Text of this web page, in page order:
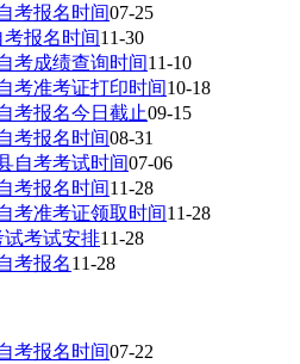
考报名时间07-25
考报名时间11-30
考成绩查询时间11-10
考准考证打印时间10-18
考报名今日截止09-15
考报名时间08-31
自考考试时间07-06
考报名时间11-28
考准考证领取时间11-28
试考试安排11-28
考报名11-28
考报名时间07-22